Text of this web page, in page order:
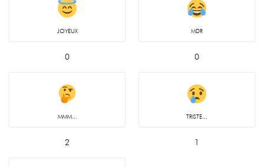
JOYEUX
0
MDR
0
MMM...
2
TRISTE...
1